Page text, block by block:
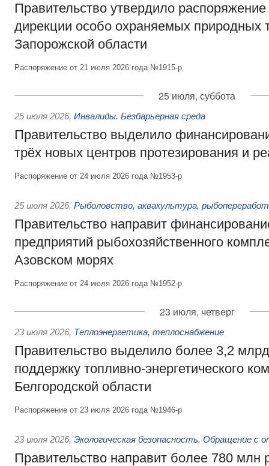
Правительство утвердило
дирекции особо охраняемых природных
Запорожской области
Распоряжение от 21 июля 2026 года №1915-р
25 июля, суббота
25 июля 2026, Инвалиды. Безбарьерная среда
Правительство выделило
трёх новых центров протезирования и
Распоряжение от 24 июля 2026 года №1953-р
25 июля 2026, Рыболовство, аквакультура,
Правительство направит
предприятий рыбохозяйственного
Азовском морях
Распоряжение от 24 июля 2026 года №1952-р
23 июля, четверг
23 июля 2026, Теплоэнергетика, теплоснабжение
Правительство выделило более 3,2
поддержку топливно-энергетического
Белгородской области
Распоряжение от 23 июля 2026 года №1946-р
23 июля 2026, Экологическая безопасность. Обращение с
Правительство направит более 780 млн